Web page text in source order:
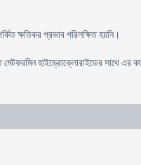
ক্ষতিকর প্রভাব পরিলক্ষিত হয়নি।
মেটফরমিন হাইড্রোক্লোরাইডের সাথে